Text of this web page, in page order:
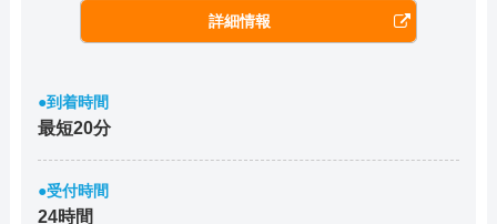
詳細情報
●到着時間
最短20分
●受付時間
24時間